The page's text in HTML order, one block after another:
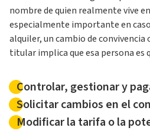
nombre de quien realmente vive
especialmente importante en
alquiler, un cambio de
titular implica que esa persona es
Controlar, gestionar y
Solicitar cambios en el
Modificar la tarifa o la